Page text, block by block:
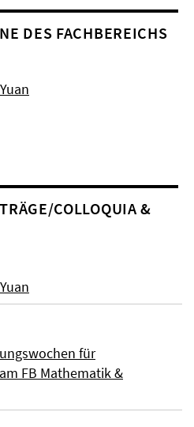
DES FACHBEREICHS
COLLOQUIA &
für
FB Mathematik &